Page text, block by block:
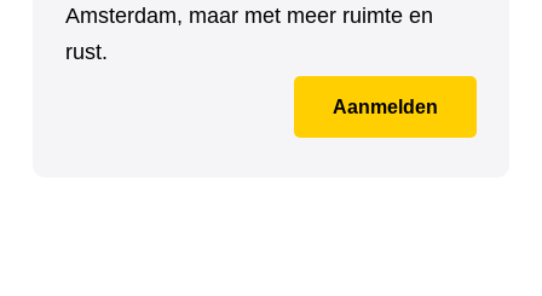
Amsterdam, maar met meer ruimte en
rust.
Aanmelden